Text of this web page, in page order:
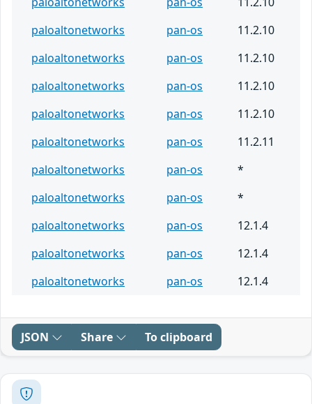
paloaltonetworks
pan-os
11.2.10
paloaltonetworks
pan-os
11.2.10
paloaltonetworks
pan-os
11.2.10
paloaltonetworks
pan-os
11.2.10
paloaltonetworks
pan-os
11.2.11
paloaltonetworks
pan-os
*
paloaltonetworks
pan-os
*
paloaltonetworks
pan-os
12.1.4
paloaltonetworks
pan-os
12.1.4
paloaltonetworks
pan-os 12.1.4
JSON Share To clipboard